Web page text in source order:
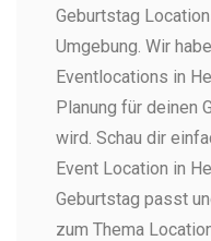
Geburtstag
Umgebung. Wir
Eventlocations in
Planung für deinen
wird. Schau dir
Event Location in
Geburtstag passt
zum Thema